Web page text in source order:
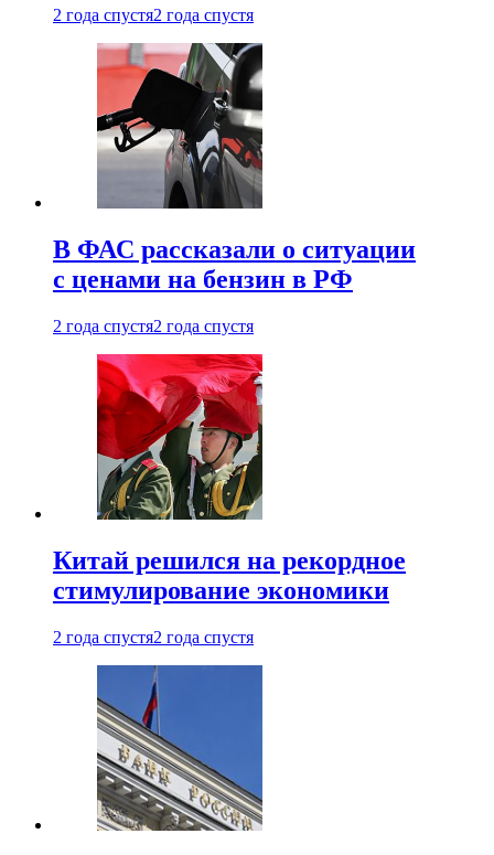
2 года спустя2 года спустя
В ФАС рассказали о ситуации
с ценами на бензин в РФ
2 года спустя2 года спустя
Китай решился на рекордное
стимулирование экономики
2 года спустя2 года спустя